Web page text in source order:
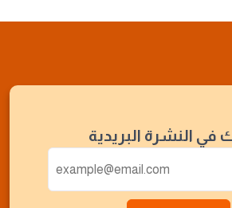
في النشرة البريدية